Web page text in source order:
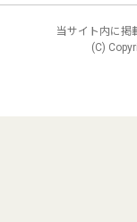
当サイト内に掲
(C)